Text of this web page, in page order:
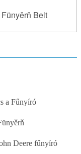
Belt
a Fűnyíró
Deere fűnyíró